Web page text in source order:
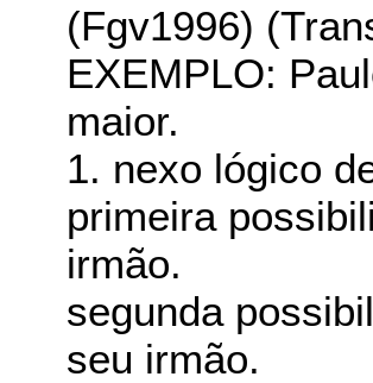
(Fgv1996)
EXEMPLO:
maior.
1. nexo lógico
primeira
irmão.
segunda
seu irmão.